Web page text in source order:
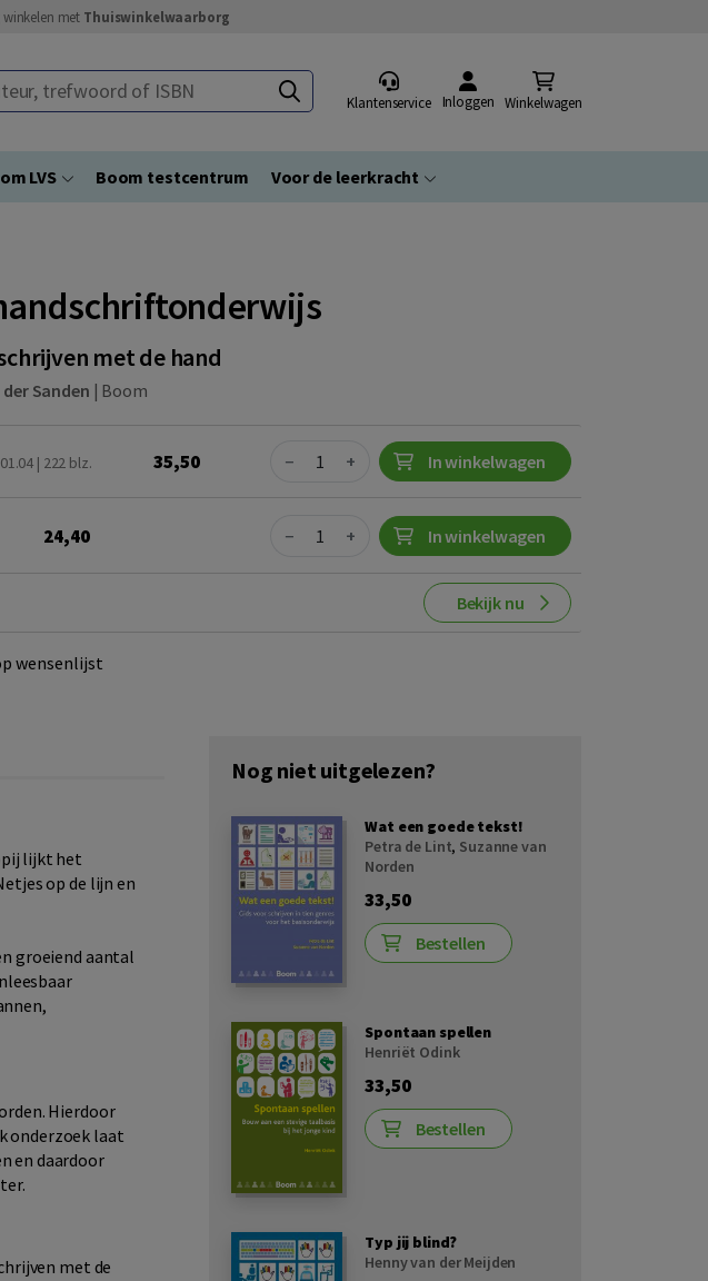
winkelen met Thuiswinkelwaarborg
trefwoord of ISBN
Klantenservice Inloggen Winkelwagen
LVS Boom testcentrum Voor de leerkracht
met de hand
Sanden | Boom
| 222 blz.
35,50 Quantity
− + In winkelwagen
24,40 Quantity
− + In winkelwagen
Bekijk nu
wensenlijst
lijkt het
op de lijn en
groeiend aantal
Hierdoor
onderzoek laat
en daardoor
met de
Nog niet uitgelezen?
Wat een goede tekst!
Petra de Lint, Suzanne van
Norden
33,50
Bestellen
Spontaan spellen
Henriët Odink
33,50
Bestellen
Typ jij blind?
Henny van der Meijden